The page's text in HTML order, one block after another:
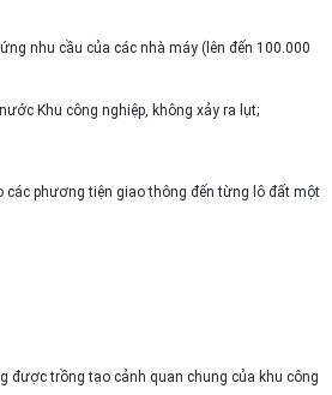
nhu cầu của các nhà máy (lên đến 100.000
Khu công nghiệp, không xảy ra lụt;
các phương tiện giao thông đến từng lô đất một
được trồng tạo cảnh quan chung của khu công